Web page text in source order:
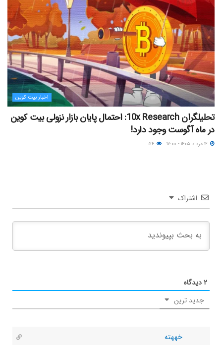
اخبار بیت کوین
تحلیلگران 10x Research: احتمال پایان بازار نزولی بیت کوین
در ماه آگوست وجود دارد!
اشتراک
۲دیدگاه
جدید ترین
خههته